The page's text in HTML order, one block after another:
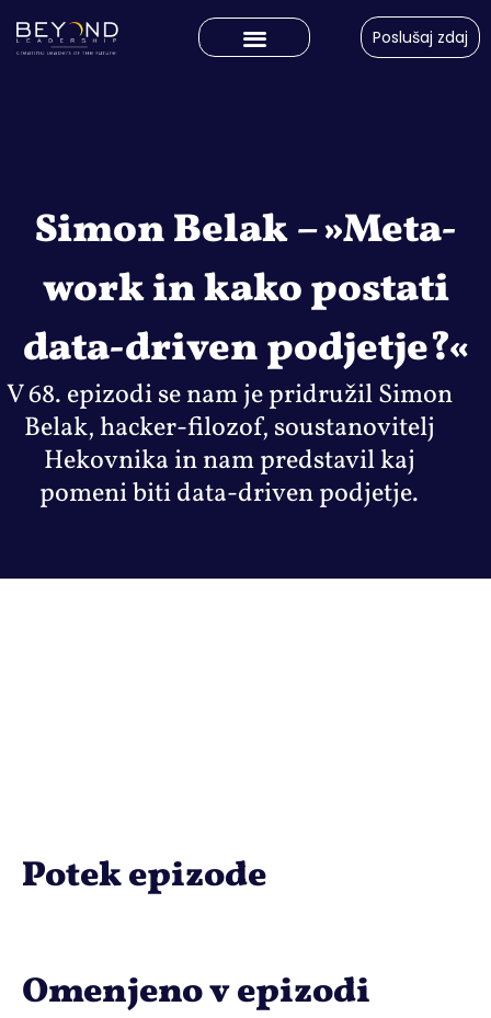
Poslušaj zdaj
Simon Belak – »Meta-
work in kako postati
data-driven podjetje?«
V 68. epizodi se nam je pridružil Simon
Belak, hacker-filozof, soustanovitelj
Hekovnika in nam predstavil kaj
pomeni biti data-driven podjetje.
Potek epizode
Omenjeno v epizodi